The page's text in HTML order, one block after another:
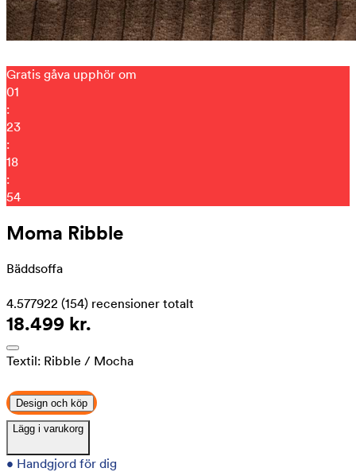
Gratis gåva upphör om
01
:
23
:
18
:
48
Moma Ribble
Bäddsoffa
4.577922 (154) recensioner totalt
18.499 kr.
Textil: Ribble / Mocha
Design och köp
Lägg i varukorg
• Handgjord för dig